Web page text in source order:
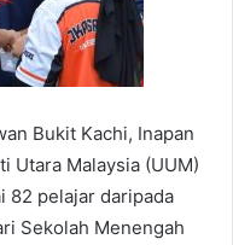
Bukit Kachi, Inapan
Utara Malaysia (UUM)
82 pelajar daripada
Sekolah Menengah